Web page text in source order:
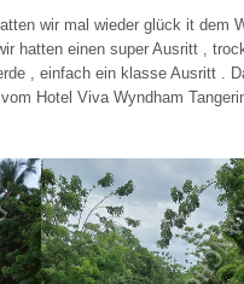
wir mal wieder glück it dem
hatten einen super Ausritt ,
, einfach ein klasse Ausritt .
Hotel Viva Wyndham